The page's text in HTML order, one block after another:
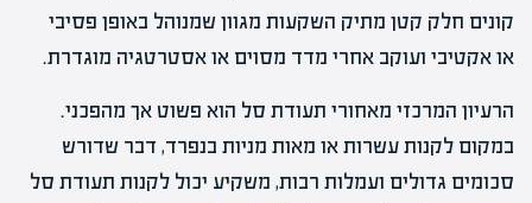
קונים חלק קטן מתיק השקעות מגוון שמנוהל באופן פסיבי
או אקטיבי ועוקב אחרי מדד מסוים או אסטרטגיה מוגדרת.
הרעיון המרכזי מאחורי תעודת סל הוא פשוט אך מהפכני.
במקום לקנות עשרות או מאות מניות בנפרד, דבר שדורש
סכומים גדולים ועמלות רבות, משקיע יכול לקנות תעודת סל